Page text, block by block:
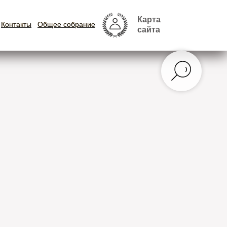
Карта
сайта
Контакты
Контакты
Карта
сайта
Общее собрание
Общее собрание